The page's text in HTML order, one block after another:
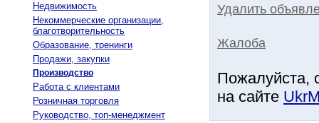
Недвижимость
Некоммерческие организации,
благотворительность
Образование, тренинги
Продажи, закупки
Производство
Работа с клиентами
Розничная торговля
Руководство, топ-менеджмент
Удалить
Жалоба
Пожалуйста,
на сайте